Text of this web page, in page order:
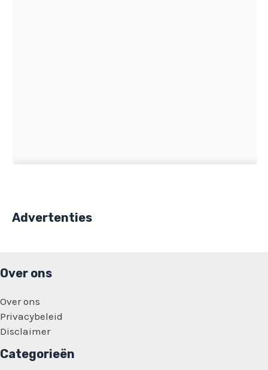
Advertenties
Over ons
Over ons
Privacybeleid
Disclaimer
Categorieën